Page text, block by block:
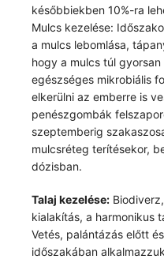
későbbiekben 10%-ra
Mulcs kezelése:
a mulcs lebomlása,
hogy a mulcs túl
egészséges mikrobiális
elkerülni az emberre is
penészgombák
szeptemberig
mulcsréteg terítésekor,
dózisban.
Talaj kezelése:
kialakítás, a harmonikus
Vetés, palántázás előtt
időszakában